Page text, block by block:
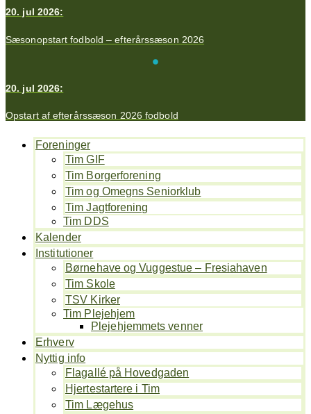
20. jul 2026:
Sæsonopstart fodbold – efterårssæson 2026
20. jul 2026:
Opstart af efterårssæson 2026 fodbold
Foreninger
Tim GIF
Tim Borgerforening
Tim og Omegns Seniorklub
Tim Jagtforening
Tim DDS
Kalender
Institutioner
Børnehave og Vuggestue – Fresiahaven
Tim Skole
TSV Kirker
Tim Plejehjem
Plejehjemmets venner
Erhverv
Nyttig info
Flagallé på Hovedgaden
Hjertestartere i Tim
Tim Lægehus